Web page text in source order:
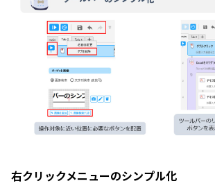
右クリックメニューのシンプル化